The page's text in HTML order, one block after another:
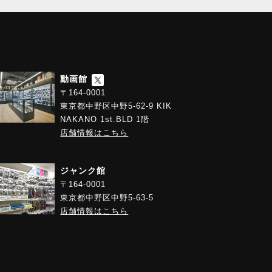
動画館
〒164-0001
東京都中野区中野5-62-9 KIK
NAKANO 1st.BLD 1階
店舗情報はこちら
ジャンク館
〒164-0001
東京都中野区中野5-63-5
店舗情報はこちら